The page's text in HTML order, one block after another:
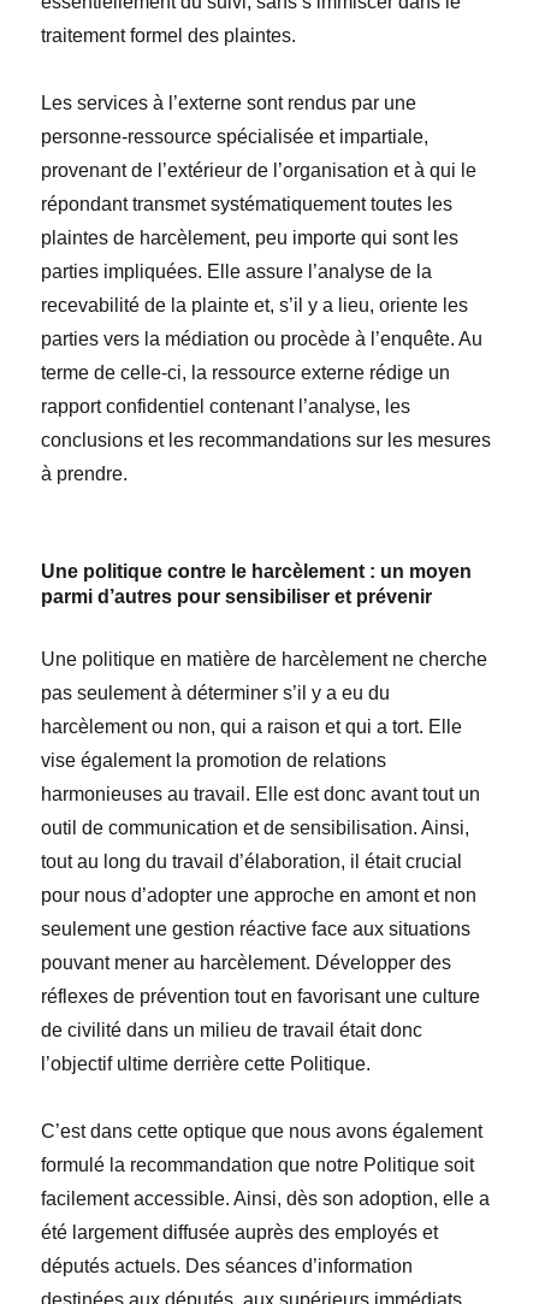
traitement formel des plaintes.
Les services à l’externe sont rendus par une
personne-ressource spécialisée et impartiale,
provenant de l’extérieur de l’organisation et à qui le
répondant transmet systématiquement toutes les
plaintes de harcèlement, peu importe qui sont les
parties impliquées. Elle assure l’analyse de la
recevabilité de la plainte et, s’il y a lieu, oriente les
parties vers la médiation ou procède à l’enquête. Au
terme de celle-ci, la ressource externe rédige un
rapport confidentiel contenant l’analyse, les
conclusions et les recommandations sur les mesures
à prendre.
Une politique contre le harcèlement : un moyen
parmi d’autres pour sensibiliser et prévenir
Une politique en matière de harcèlement ne cherche
pas seulement à déterminer s’il y a eu du
harcèlement ou non, qui a raison et qui a tort. Elle
vise également la promotion de relations
harmonieuses au travail. Elle est donc avant tout un
outil de communication et de sensibilisation. Ainsi,
tout au long du travail d’élaboration, il était crucial
pour nous d’adopter une approche en amont et non
seulement une gestion réactive face aux situations
pouvant mener au harcèlement. Développer des
réflexes de prévention tout en favorisant une culture
de civilité dans un milieu de travail était donc
l’objectif ultime derrière cette Politique.
C’est dans cette optique que nous avons également
formulé la recommandation que notre Politique soit
facilement accessible. Ainsi, dès son adoption, elle a
été largement diffusée auprès des employés et
députés actuels. Des séances d’information
destinées aux députés, aux supérieurs immédiats